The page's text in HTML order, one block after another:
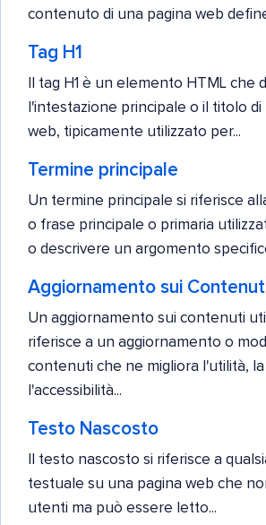
contenuto di una pagina web
Tag H1
Il tag H1 è un elemento HTML che
l'intestazione principale o il titolo di
web, tipicamente utilizzato per...
Termine principale
Un termine principale si riferisce
o frase principale o primaria
o descrivere un argomento
Aggiornamento sui
Un aggiornamento sui contenuti
riferisce a un aggiornamento o
contenuti che ne migliora l'utilità,
l'accessibilità...
Testo Nascosto
Il testo nascosto si riferisce a
testuale su una pagina web che
utenti ma può essere letto...